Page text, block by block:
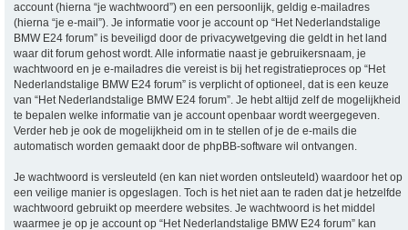
account (hierna “je wachtwoord”) en een persoonlijk, geldig e-mailadres
(hierna “je e-mail”). Je informatie voor je account op “Het Nederlandstalige
BMW E24 forum” is beveiligd door de privacywetgeving die geldt in het land
waar dit forum gehost wordt. Alle informatie naast je gebruikersnaam, je
wachtwoord en je e-mailadres die vereist is bij het registratieproces op “Het
Nederlandstalige BMW E24 forum” is verplicht of optioneel, dat is een keuze
van “Het Nederlandstalige BMW E24 forum”. Je hebt altijd zelf de mogelijkheid
te bepalen welke informatie van je account openbaar wordt weergegeven.
Verder heb je ook de mogelijkheid om in te stellen of je de e-mails die
automatisch worden gemaakt door de phpBB-software wil ontvangen.
Je wachtwoord is versleuteld (en kan niet worden ontsleuteld) waardoor het op
een veilige manier is opgeslagen. Toch is het niet aan te raden dat je hetzelfde
wachtwoord gebruikt op meerdere websites. Je wachtwoord is het middel
waarmee je op je account op “Het Nederlandstalige BMW E24 forum” kan